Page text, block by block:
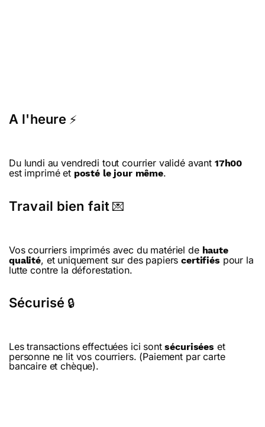
A l'heure ⚡
Du lundi au vendredi tout courrier validé avant 17h00
est imprimé et posté le jour même.
Travail bien fait 💌
Vos courriers imprimés avec du matériel de haute
qualité, et uniquement sur des papierscertifiés pour la
lutte contre la déforestation.
Sécurisé 🔒
Les transactions effectuées ici sontsécurisées et
personne ne lit vos courriers. (Paiement par carte
bancaire et chèque).